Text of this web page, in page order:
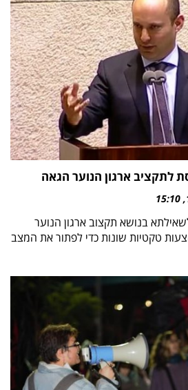
לתקציב ארגון הנוער הגאה
15:10
בנושא תקצוב ארגון הנוער